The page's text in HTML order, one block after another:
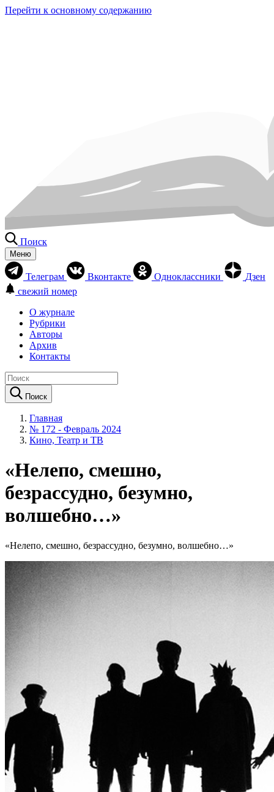
Перейти к основному содержанию
Поиск
Меню
Телеграм Вконтакте Одноклассники
Дзен
свежий номер
О журнале
Рубрики
Авторы
Архив
Контакты
Поиск
Главная
№ 172 - Февраль 2024
Кино, Театр и ТВ
«Нелепо, смешно,
безрассудно, безумно,
волшебно…»
«Нелепо, смешно, безрассудно, безумно, волшебно…»